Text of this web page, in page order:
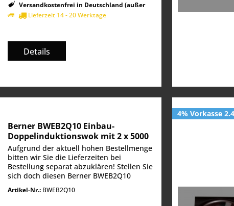
Versandkostenfrei in Deutschland (außer
Inseln)Lieferzeit 14 - 20 Werktage
Details
Berner BWEB2Q10 Einbau-
Doppelinduktionswok mit 2 x 5000
Watt für Asiarestaurants
Aufgrund der aktuell hohen Bestellmenge
bitten wir Sie die Lieferzeiten bei
Bestellung separat abzuklären! Stellen Sie
sich doch diesen Berner BWEB2Q10
in Ihrer neuen Frontcooking-Station vor
Artikel-Nr.: BWEB2Q10
4% Vorkasse